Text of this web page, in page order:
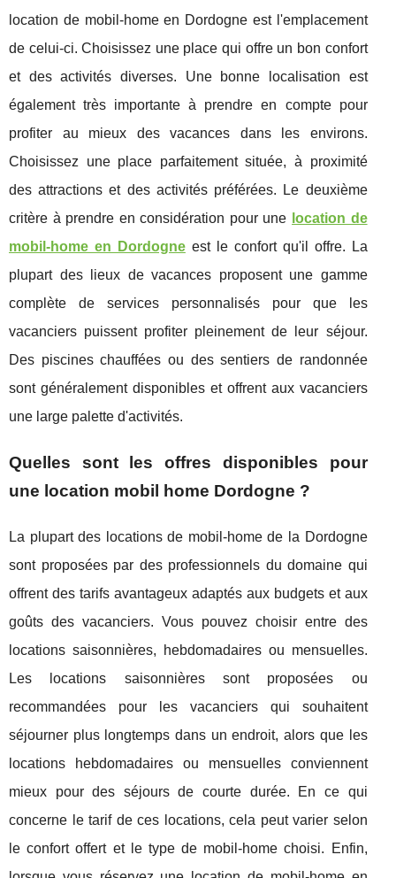
location de mobil-home en Dordogne est l'emplacement
de celui-ci. Choisissez une place qui offre un bon confort
et des activités diverses. Une bonne localisation est
également très importante à prendre en compte pour
profiter au mieux des vacances dans les environs.
Choisissez une place parfaitement située, à proximité
des attractions et des activités préférées. Le deuxième
critère à prendre en considération pour une location de
mobil-home en Dordogneest le confort qu'il offre. La
plupart des lieux de vacances proposent une gamme
complète de services personnalisés pour que les
vacanciers puissent profiter pleinement de leur séjour.
Des piscines chauffées ou des sentiers de randonnée
sont généralement disponibles et offrent aux vacanciers
une large palette d'activités.
Quelles sont les offres disponibles pour
une location mobil home Dordogne ?
La plupart des locations de mobil-home de la Dordogne
sont proposées par des professionnels du domaine qui
offrent des tarifs avantageux adaptés aux budgets et aux
goûts des vacanciers. Vous pouvez choisir entre des
locations saisonnières, hebdomadaires ou mensuelles.
Les locations saisonnières sont proposées ou
recommandées pour les vacanciers qui souhaitent
séjourner plus longtemps dans un endroit, alors que les
locations hebdomadaires ou mensuelles conviennent
mieux pour des séjours de courte durée. En ce qui
concerne le tarif de ces locations, cela peut varier selon
le confort offert et le type de mobil-home choisi. Enfin,